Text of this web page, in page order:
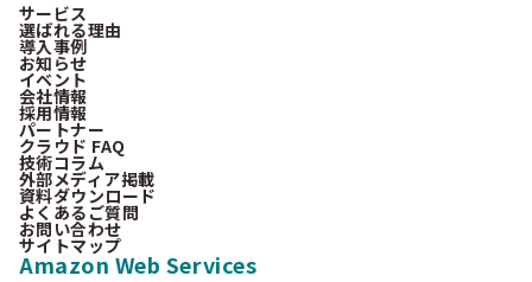
サービス
選ばれる理由
導入事例
お知らせ
イベント
会社情報
採用情報
パートナー
クラウド FAQ
技術コラム
外部メディア掲載
資料ダウンロード
よくあるご質問
お問い合わせ
サイトマップ
Amazon Web Services